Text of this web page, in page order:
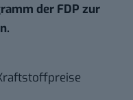
der FDP zur
.